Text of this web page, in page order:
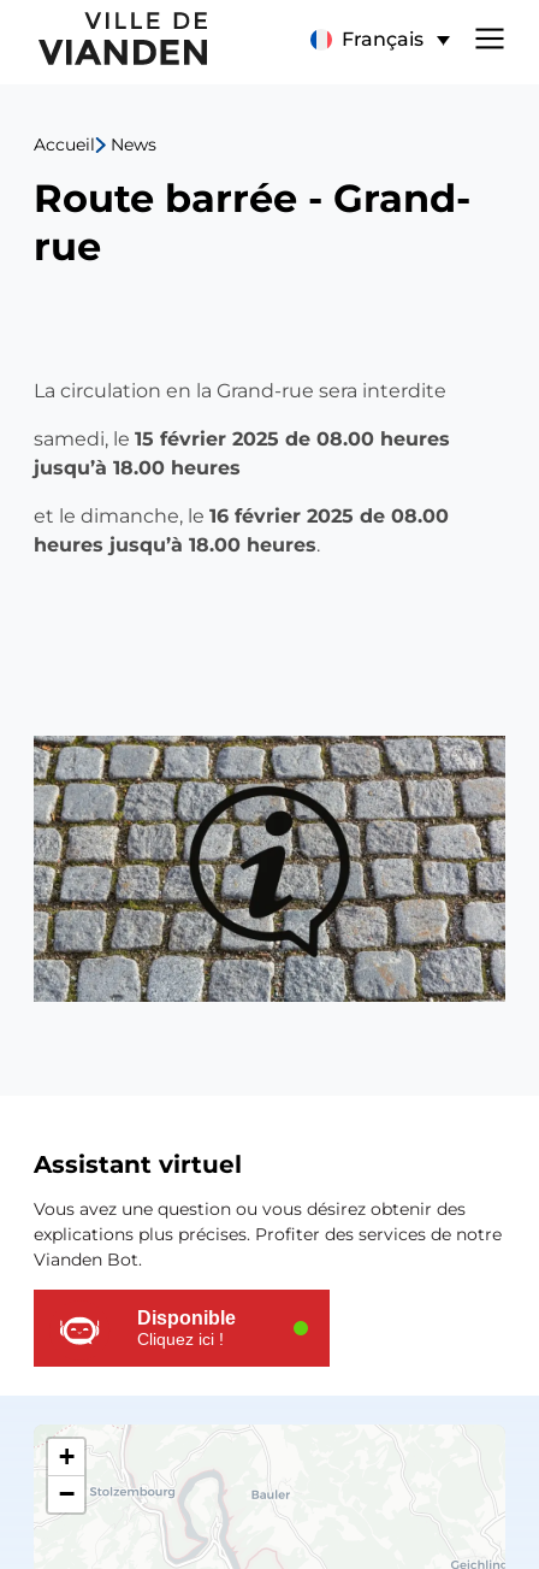
Route
barrée
Grand-
rue
Français
Menu
navigation
principal
Accueil News
Route barrée - Grand-
rue
La circulation en la Grand-rue sera interdite
samedi, le 15 février 2025 de 08.00 heures
jusqu’à 18.00 heures
et le dimanche, le 16 février 2025 de 08.00
heures jusqu’à 18.00 heures.
Ressources
supplémentaires
Assistant virtuel
Vous avez une question ou vous désirez obtenir des
explications plus précises. Profiter des services de notre
Vianden Bot.
Disponible
Cliquez ici !
+
−